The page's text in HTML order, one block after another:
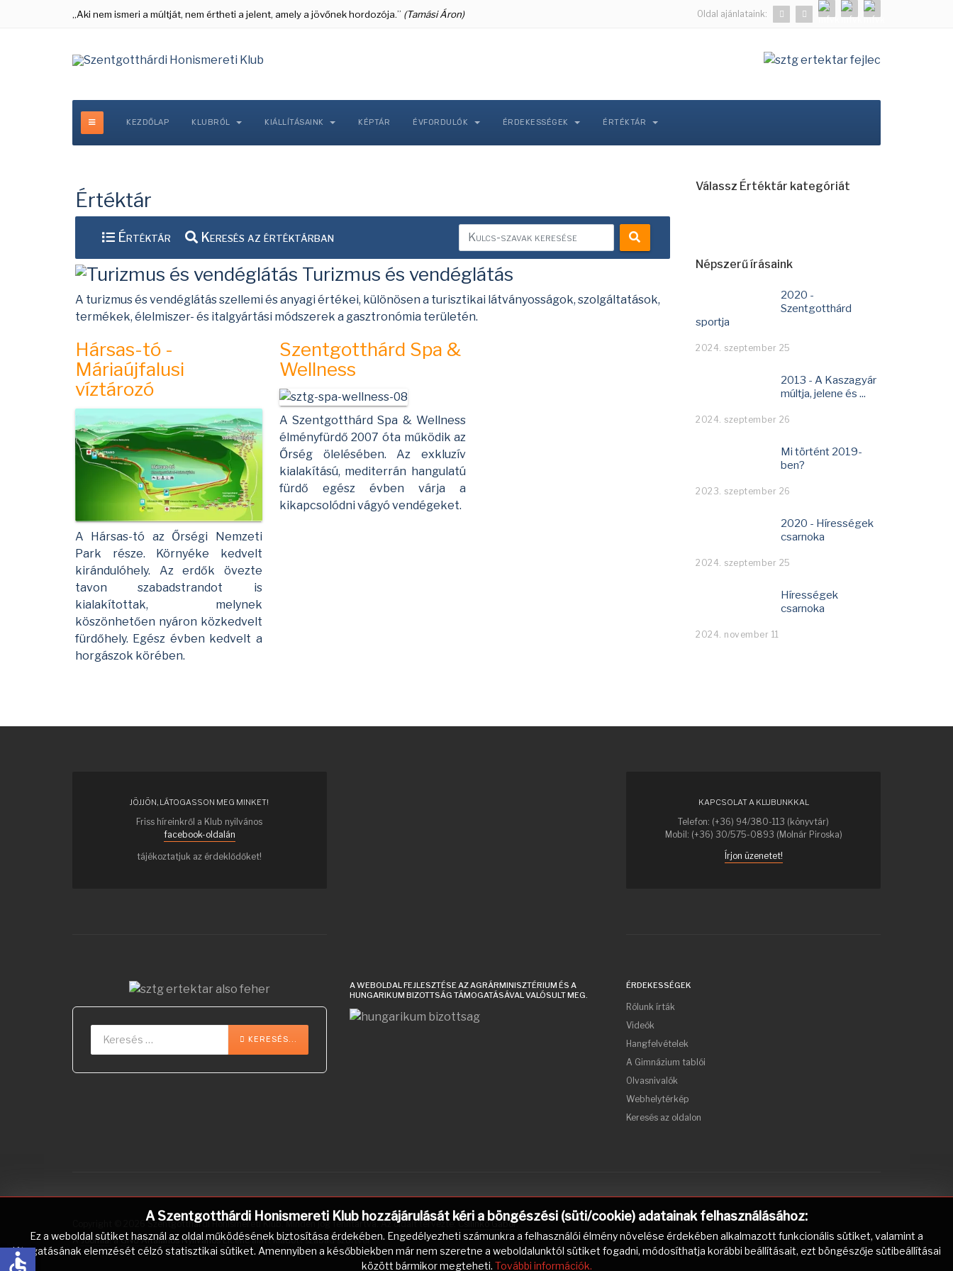
„Aki nem ismeri a múltját, nem értheti a jelent, amely a jövőnek hordozója.” (Tamási Áron) Oldal ajánlataink:
KEZDŐLAP KLUBRÓL KIÁLLÍTÁSAINK KÉPTÁR ÉVFORDULÓK ÉRDEKESSÉGEK ÉRTÉKTÁR
Értéktár
Értéktár Keresés az értéktárban
Turizmus és vendéglátás
A turizmus és vendéglátás szellemi és anyagi értékei, különösen a turisztikai látványosságok, szolgáltatások,
termékek, élelmiszer- és italgyártási módszerek a gasztronómia területén.
Hársas-tó -
Máriaújfalusi
víztározó
A Hársas-tó az Őrségi Nemzeti
Park része. Környéke kedvelt
kirándulóhely. Az erdők övezte
tavon szabadstrandot is
kialakítottak, melynek
köszönhetően nyáron közkedvelt
fürdőhely. Egész évben kedvelt a
horgászok körében.
Szentgotthárd Spa &
Wellness
A Szentgotthárd Spa & Wellness
élményfürdő 2007 óta működik az
Őrség ölelésében. Az exkluzív
kialakítású, mediterrán hangulatú
fürdő egész évben várja a
kikapcsolódni vágyó vendégeket.
Válassz Értéktár kategóriát
Népszerű írásaink
2020 -
Szentgotthárd
sportja
2024. szeptember 25
2013 - A Kaszagyár
múltja, jelene és ...
2024. szeptember 26
Mi történt 2019-
ben?
2023. szeptember 26
2020 - Hírességek
csarnoka
2024. szeptember 25
Hírességek
csarnoka
2024. november 11
A Szentgotthárdi Honismereti Klub hozzájárulását kéri a böngészési (süti/cookie) adatainak felhasználásához:
Ez a weboldal sütiket használ az oldal működésének biztosítása érdekében. Engedélyezheti számunkra a felhasználói élmény növelése érdekében alkalmazott funkcionális sütiket, valamint a
látogatásának elemzését célzó statisztikai sütiket. Amennyiben a későbbiekben már nem szeretne a weboldalunktól sütiket fogadni, módosíthatja korábbi beállításait, ezt böngészője sütibeállításai
között bármikor megteheti. További információk.
JÖJJÖN, LÁTOGASSON MEG MINKET!
Friss híreinkről a Klub nyilvános
facebook-oldalán
tájékoztatjuk az érdeklődőket!
KAPCSOLAT A KLUBUNKKAL
Telefon: (+36) 94/380-113 (könyvtár)
Mobil: (+36) 30/575-0893 (Molnár Piroska)
Írjon üzenetet!
Keresés...
KERESÉS...
A WEBOLDAL FEJLESZTÉSE AZ AGRÁRMINISZTÉRIUM ÉS A
HUNGARIKUM BIZOTTSÁG TÁMOGATÁSÁVAL VALÓSULT MEG.
ÉRDEKESSÉGEK
Rólunk írták
Videók
Hangfelvételek
A Gimnázium tablói
Olvasnivalók
Webhelytérkép
Keresés az oldalon
Copyright © 2026 Szentgotthárdi Honismereti Klub. Minden jog fenntartva. Az oldalt tervezte:Csilinkó Gábor.
AJoomla!aGNU Általános Nyilvános Licencalatt kiadott szabad szoftver.
accessible